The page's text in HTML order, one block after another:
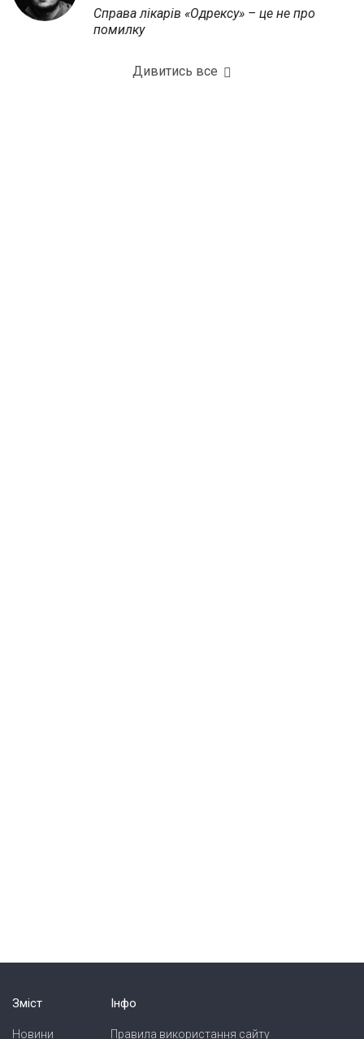
Справа лікарів «Одрексу» – це не про
помилку
Дивитись все
Зміст
Новини
Інфо
Правила використання сайту